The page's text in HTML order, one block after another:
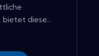
diese...